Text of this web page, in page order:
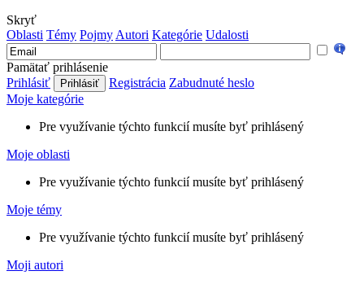
Skryť
Oblasti Témy Pojmy Autori Kategórie Udalosti
Pamätať prihlásenie
Prihlásiť
Registrácia Zabudnuté heslo
Moje kategórie
Pre využívanie týchto funkcií musíte byť prihlásený
Moje oblasti
Pre využívanie týchto funkcií musíte byť prihlásený
Moje témy
Pre využívanie týchto funkcií musíte byť prihlásený
Moji autori